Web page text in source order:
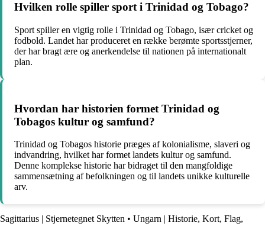
Hvilken rolle spiller sport i Trinidad og Tobago?
Sport spiller en vigtig rolle i Trinidad og Tobago, især cricket og
fodbold. Landet har produceret en række berømte sportsstjerner,
der har bragt ære og anerkendelse til nationen på internationalt
plan.
Hvordan har historien formet Trinidad og
Tobagos kultur og samfund?
Trinidad og Tobagos historie præges af kolonialisme, slaveri og
indvandring, hvilket har formet landets kultur og samfund.
Denne komplekse historie har bidraget til den mangfoldige
sammensætning af befolkningen og til landets unikke kulturelle
arv.
Sagittarius | Stjernetegnet Skytten • Ungarn | Historie, Kort, Flag,